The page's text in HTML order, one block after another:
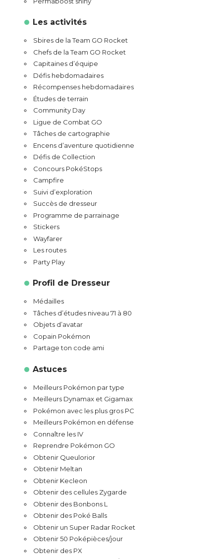
Les activités
Sbires de la Team GO Rocket
Chefs de la Team GO Rocket
Capitaines d’équipe
Défis hebdomadaires
Récompenses hebdomadaires
Études de terrain
Community Day
Ligue de Combat GO
Tâches de cartographie
Encens d’aventure quotidienne
Défis de Collection
Concours PokéStops
Campfire
Suivi d’exploration
Succès de dresseur
Programme de parrainage
Stickers
Wayfarer
Les routes
Party Play
Profil de Dresseur
Médailles
Tâches d’études niveau 71 à 80
Objets d’avatar
Copain Pokémon
Partage ton code ami
Astuces
Meilleurs Pokémon par type
Meilleurs Dynamax et Gigamax
Pokémon avec les plus gros PC
Meilleurs Pokémon en défense
Connaître les IV
Reprendre Pokémon GO
Obtenir Queulorior
Obtenir Meltan
Obtenir Kecleon
Obtenir des cellules Zygarde
Obtenir des Bonbons L
Obtenir des Poké Balls
Obtenir un Super Radar Rocket
Obtenir 50 Poképièces/jour
Obtenir des PX